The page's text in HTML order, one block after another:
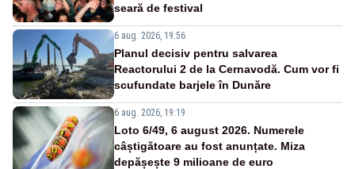
seară de festival
6 aug. 2026, 19:56
Planul decisiv pentru salvarea
Reactorului 2 de la Cernavodă. Cum vor fi
scufundate barjele în Dunăre
6 aug. 2026, 19:19
Loto 6/49, 6 august 2026. Numerele
câștigătoare au fost anunțate. Miza
depășește 9 milioane de euro